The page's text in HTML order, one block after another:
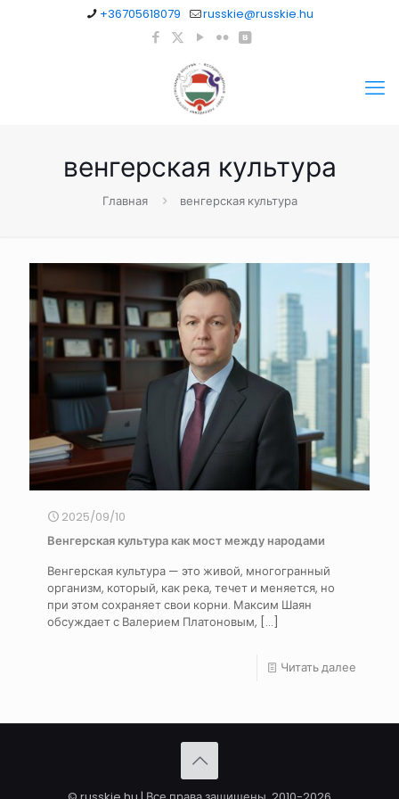
+36705618079 russkie@russkie.hu
венгерская культура
Главная венгерская культура
2025/09/10
Венгерская культура как мост между народами
Венгерская культура — это живой, многогранный
организм, который, как река, течет и меняется, но
при этом сохраняет свои корни. Максим Шаян
обсуждает с Валерием Платоновым, […]
Читать далее